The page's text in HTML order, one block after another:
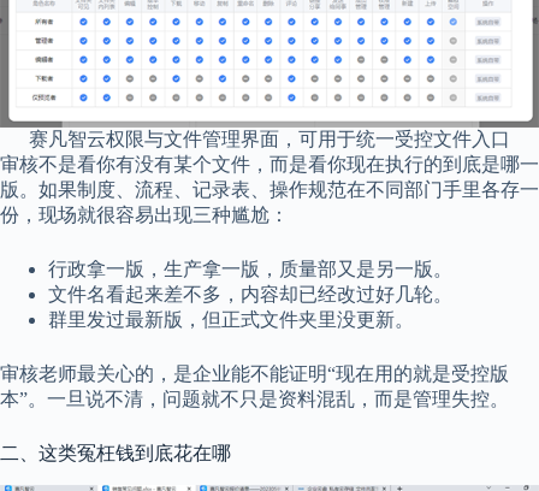
赛凡智云权限与文件管理界面，可用于统一受控文件入口
审核不是看你有没有某个文件，而是看你现在执行的到底是哪一
版。如果制度、流程、记录表、操作规范在不同部门手里各存一
份，现场就很容易出现三种尴尬：
行政拿一版，生产拿一版，质量部又是另一版。
文件名看起来差不多，内容却已经改过好几轮。
群里发过最新版，但正式文件夹里没更新。
审核老师最关心的，是企业能不能证明“现在用的就是受控版
本”。一旦说不清，问题就不只是资料混乱，而是管理失控。
二、这类冤枉钱到底花在哪